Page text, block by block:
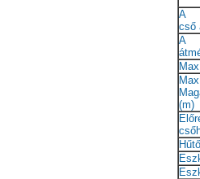
A
cső
A
(m)